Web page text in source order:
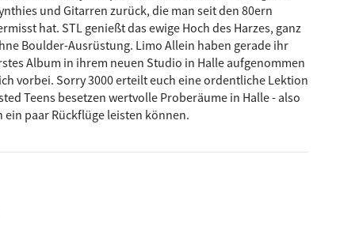
und Gitarren zurück, die man seit den 80ern
hat. STL genießt das ewige Hoch des Harzes, ganz
Boulder-Ausrüstung. Limo Allein haben gerade ihr
Album in ihrem neuen Studio in Halle aufgenommen
vorbei. Sorry 3000 erteilt euch eine ordentliche Lektion
Teens besetzen wertvolle Proberäume in Halle - also
ein paar Rückflüge leisten können.